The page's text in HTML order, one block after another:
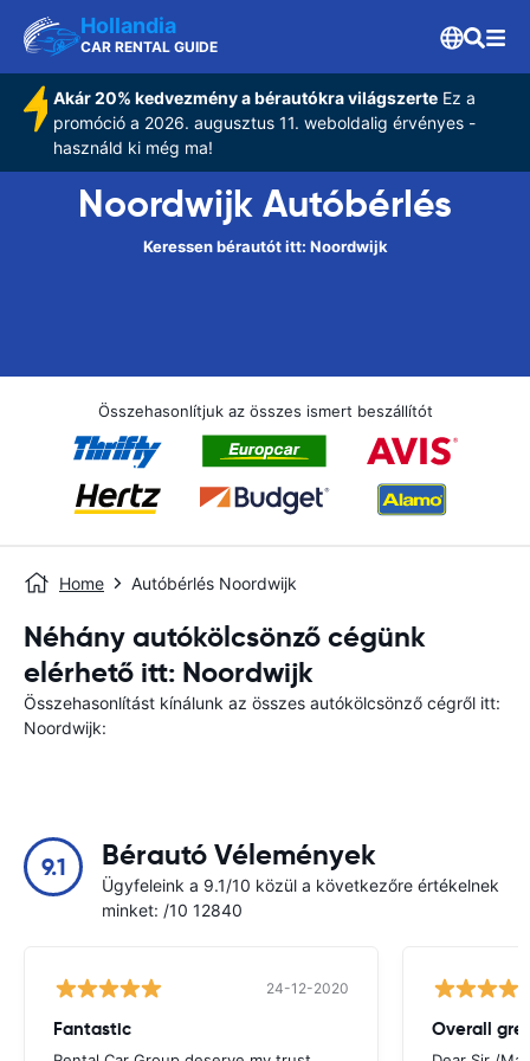
Hollandia
CAR RENTAL GUIDE
Akár 20% kedvezmény a bérautókra világszerteEz a
promóció a 2026. augusztus 11. weboldalig érvényes -
használd ki még ma!
Noordwijk Autóbérlés
Keressen bérautót itt: Noordwijk
Összehasonlítjuk az összes ismert beszállítót
Home Autóbérlés Noordwijk
Néhány autókölcsönző cégünk
elérhető itt: Noordwijk
Összehasonlítást kínálunk az összes autókölcsönző cégről itt:
Noordwijk:
9.1 Bérautó Vélemények
Ügyfeleink a 9.1/10 közül a következőre értékelnek
minket: /10 12840
24-12-2020
Fantastic Overall